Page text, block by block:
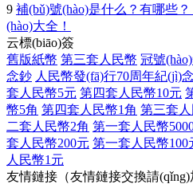
9 補(bǔ)號(hào)是什么？有哪些
(hào)大全！
云標(biāo)簽
舊版紙幣 第三套人民幣 冠號
念鈔 人民幣發(fā)行70周年紀(jì)
套人民幣5元 第四套人民幣10元
幣5角 第四套人民幣1角 第三套
二套人民幣2角 第一套人民幣
套人民幣200元 第一套人民幣100
人民幣1元
友情鏈接（友情鏈接交換請(qǐng)